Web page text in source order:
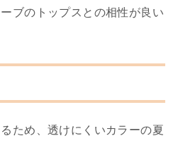
ブのトップスとの相性が良い
ため、透けにくいカラーの夏